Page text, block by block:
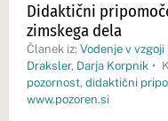
Didaktični
zimskega dela
Članek iz: Vodenje v vzgoji
Draksler, Darja Korpnik •
pozornost, didaktični
www.pozoren.si